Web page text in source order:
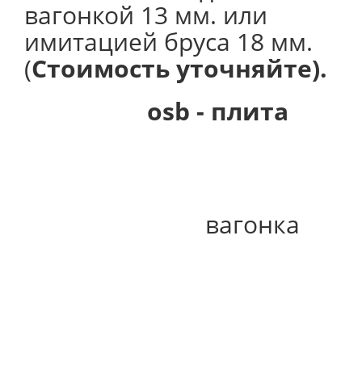
вагонкой 13 мм. или
имитацией бруса 18 мм.
(Стоимость уточняйте).
osb - плита
вагонка